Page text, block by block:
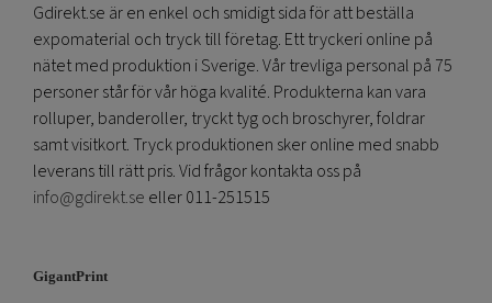
Gdirekt.se är en enkel och smidigt sida för att beställa
expomaterial och tryck till företag. Ett tryckeri online på
nätet med produktion i Sverige. Vår trevliga personal på 75
personer står för vår höga kvalité. Produkterna kan vara
rolluper, banderoller, tryckt tyg och broschyrer, foldrar
samt visitkort. Tryck produktionen sker online med snabb
leverans till rätt pris. Vid frågor kontakta oss på
info@gdirekt.se eller 011-251515
GigantPrint